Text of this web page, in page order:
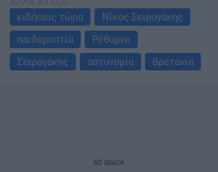
ειδήσεις τώρα
Νίκος Σειραγάκης
παιδεραστία
Ρέθυμνο
Σειραγάκης
αστυνομία Βρετανία